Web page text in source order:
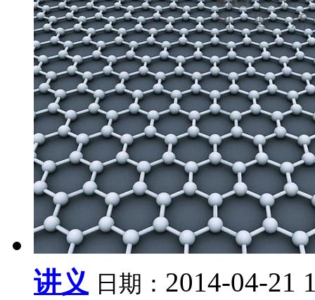
讲义 日期： 2014-04-21